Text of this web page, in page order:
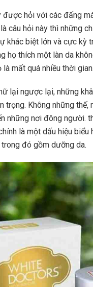
được hỏi với các đấng
câu hỏi này thì những
khác biệt lớn và cực kỳ
họ thích một làn da
mất quá nhiều thời gian.
lại ngược lại, những
trọng. Không những
những nơi đông người.
là một dấu hiệu
đó gồm dưỡng da.